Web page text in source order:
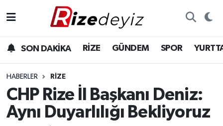
SON DAKİKA RİZE GÜNDEM SPOR
HABERLER RIZE
CHP Rize İl Başkanı Deniz:
Aynı Duyarlılığı Bekliyoruz
Gündem
Yurttan Haberler
Ekonomi
Rize Hava Durumu
Rize Trafik Yoğunluk Haritası
Süper Lig Puan Durumu ve Fikstür